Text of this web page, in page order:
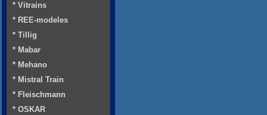
* Vitrains
* REE-modeles
* Tillig
* Mabar
* Mehano
* Mistral Train
* Fleischmann
* OSKAR